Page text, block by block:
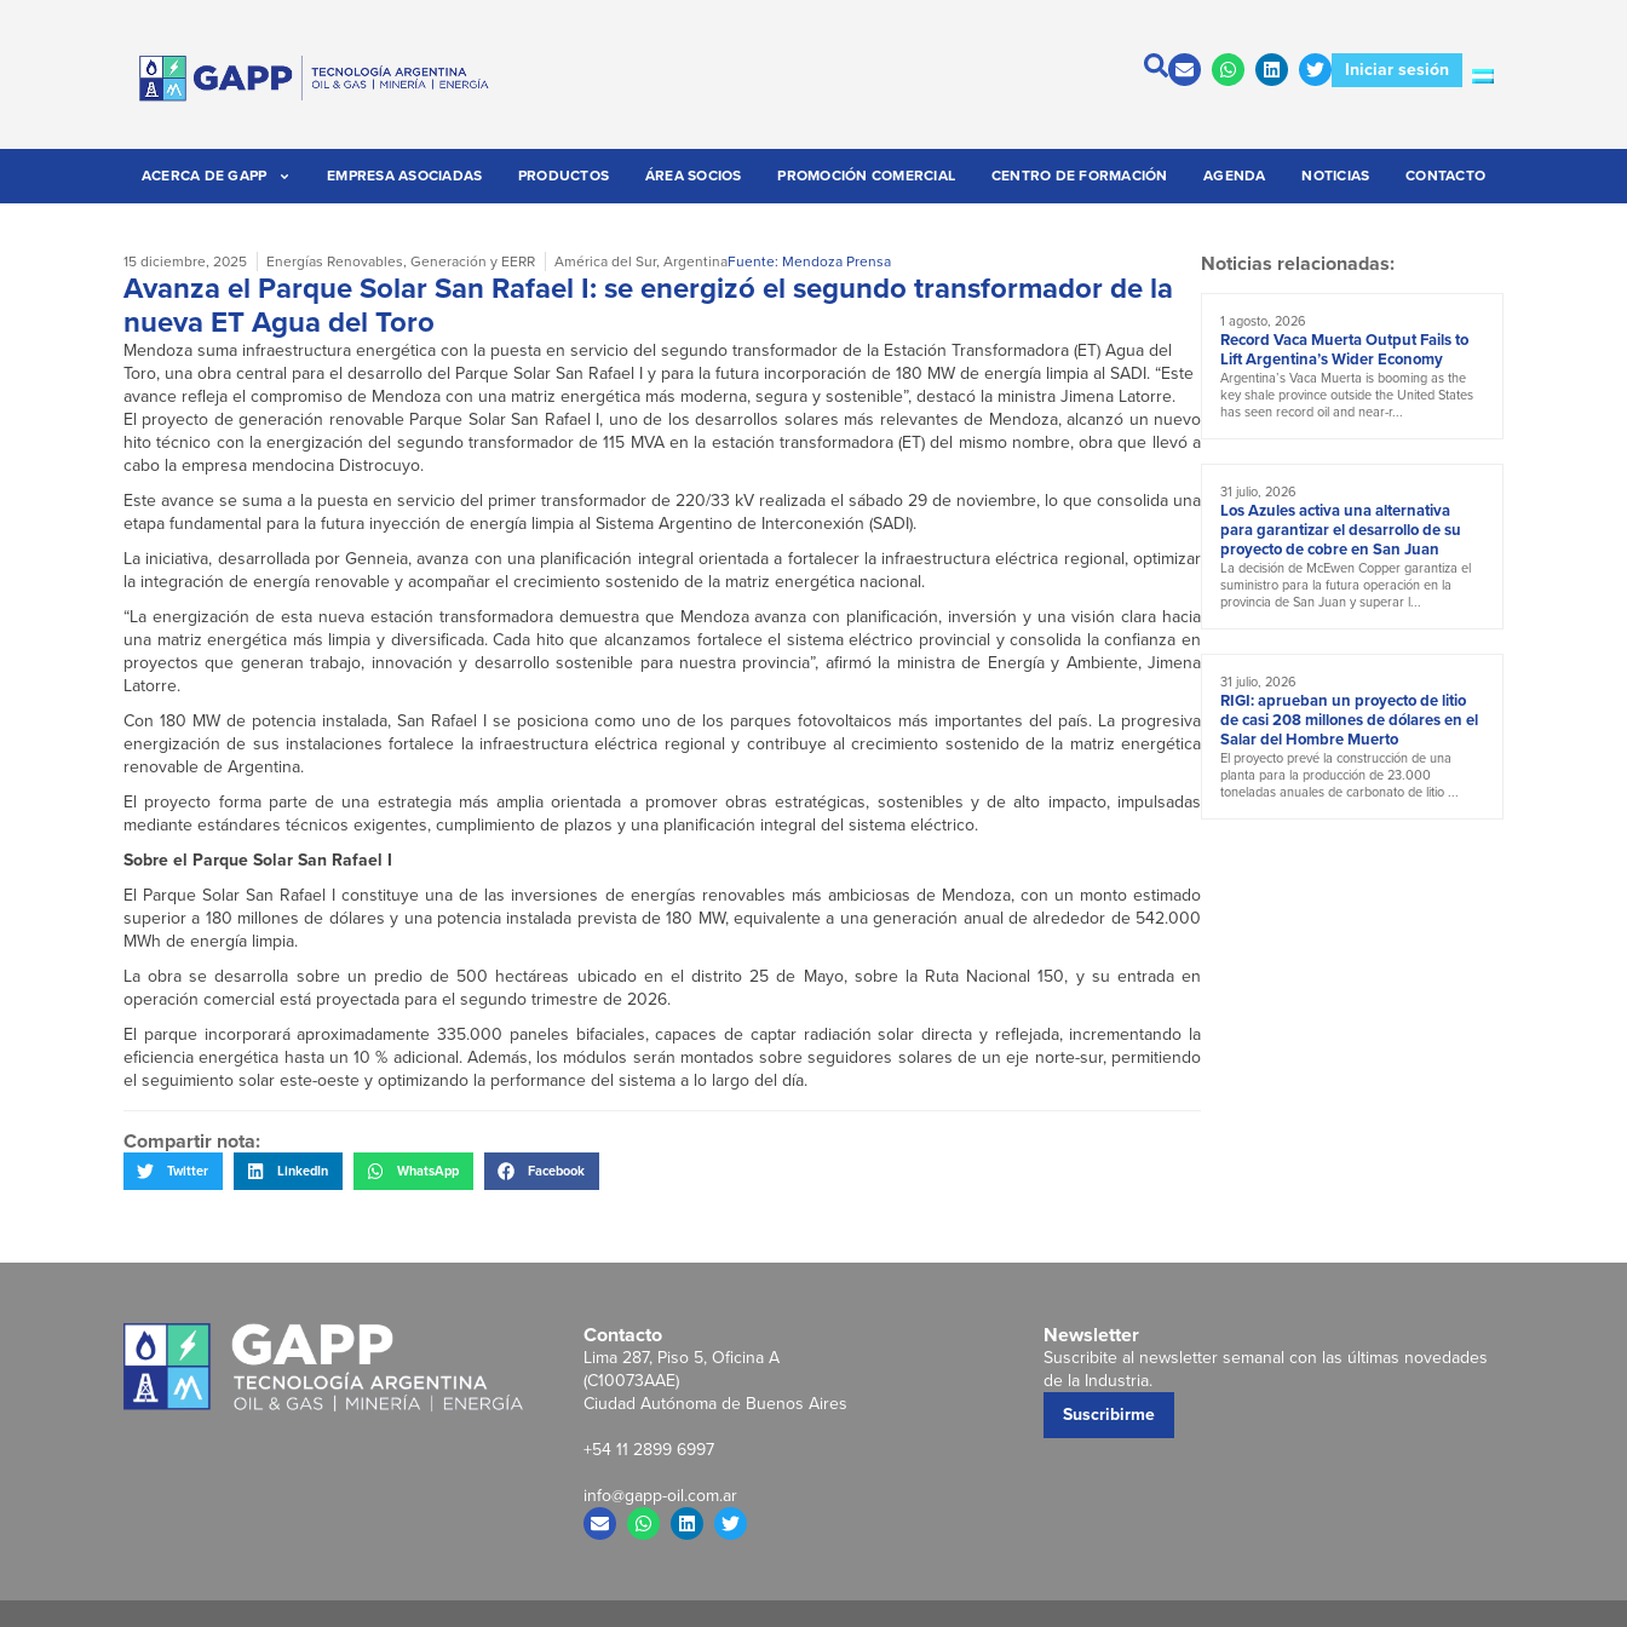
Iniciar sesión
ACERCA DE GAPP EMPRESA ASOCIADAS PRODUCTOS ÁREA SOCIOS PROMOCIÓN COMERCIAL CENTRO DE FORMACIÓN AGENDA NOTICIAS CONTACTO
15 diciembre, 2025 Energías Renovables, Generación y EERR América del Sur, ArgentinaFuente: Mendoza Prensa
Avanza el Parque Solar San Rafael I: se energizó el segundo transformador de la
nueva ET Agua del Toro
Mendoza suma infraestructura energética con la puesta en servicio del segundo transformador de la Estación Transformadora (ET) Agua del
Toro, una obra central para el desarrollo del Parque Solar San Rafael I y para la futura incorporación de 180 MW de energía limpia al SADI. “Este
avance refleja el compromiso de Mendoza con una matriz energética más moderna, segura y sostenible”, destacó la ministra Jimena Latorre.
El proyecto de generación renovable Parque Solar San Rafael I, uno de los desarrollos solares más relevantes de Mendoza, alcanzó un nuevo
hito técnico con la energización del segundo transformador de 115 MVA en la estación transformadora (ET) del mismo nombre, obra que llevó a
cabo la empresa mendocina Distrocuyo.
Este avance se suma a la puesta en servicio del primer transformador de 220/33 kV realizada el sábado 29 de noviembre, lo que consolida una
etapa fundamental para la futura inyección de energía limpia al Sistema Argentino de Interconexión (SADI).
La iniciativa, desarrollada por Genneia, avanza con una planificación integral orientada a fortalecer la infraestructura eléctrica regional, optimizar
la integración de energía renovable y acompañar el crecimiento sostenido de la matriz energética nacional.
“La energización de esta nueva estación transformadora demuestra que Mendoza avanza con planificación, inversión y una visión clara hacia
una matriz energética más limpia y diversificada. Cada hito que alcanzamos fortalece el sistema eléctrico provincial y consolida la confianza en
proyectos que generan trabajo, innovación y desarrollo sostenible para nuestra provincia”, afirmó la ministra de Energía y Ambiente, Jimena
Latorre.
Con 180 MW de potencia instalada, San Rafael I se posiciona como uno de los parques fotovoltaicos más importantes del país. La progresiva
energización de sus instalaciones fortalece la infraestructura eléctrica regional y contribuye al crecimiento sostenido de la matriz energética
renovable de Argentina.
El proyecto forma parte de una estrategia más amplia orientada a promover obras estratégicas, sostenibles y de alto impacto, impulsadas
mediante estándares técnicos exigentes, cumplimiento de plazos y una planificación integral del sistema eléctrico.
Sobre el Parque Solar San Rafael I
El Parque Solar San Rafael I constituye una de las inversiones de energías renovables más ambiciosas de Mendoza, con un monto estimado
superior a 180 millones de dólares y una potencia instalada prevista de 180 MW, equivalente a una generación anual de alrededor de 542.000
MWh de energía limpia.
La obra se desarrolla sobre un predio de 500 hectáreas ubicado en el distrito 25 de Mayo, sobre la Ruta Nacional 150, y su entrada en
operación comercial está proyectada para el segundo trimestre de 2026.
El parque incorporará aproximadamente 335.000 paneles bifaciales, capaces de captar radiación solar directa y reflejada, incrementando la
eficiencia energética hasta un 10 % adicional. Además, los módulos serán montados sobre seguidores solares de un eje norte-sur, permitiendo
el seguimiento solar este-oeste y optimizando la performance del sistema a lo largo del día.
Compartir nota:
Twitter LinkedIn WhatsApp Facebook
Noticias relacionadas:
1 agosto, 2026
Record Vaca Muerta Output Fails to
Lift Argentina’s Wider Economy
Argentina’s Vaca Muerta is booming as the
key shale province outside the United States
has seen record oil and near-r...
31 julio, 2026
Los Azules activa una alternativa
para garantizar el desarrollo de su
proyecto de cobre en San Juan
La decisión de McEwen Copper garantiza el
suministro para la futura operación en la
provincia de San Juan y superar l...
31 julio, 2026
RIGI: aprueban un proyecto de litio
de casi 208 millones de dólares en el
Salar del Hombre Muerto
El proyecto prevé la construcción de una
planta para la producción de 23.000
toneladas anuales de carbonato de litio ...
Contacto
Lima 287, Piso 5, Oficina A
(C10073AAE)
Ciudad Autónoma de Buenos Aires
+54 11 2899 6997
info@gapp-oil.com.ar
Newsletter
Suscribite al newsletter semanal con las últimas novedades
de la Industria.
Suscribirme